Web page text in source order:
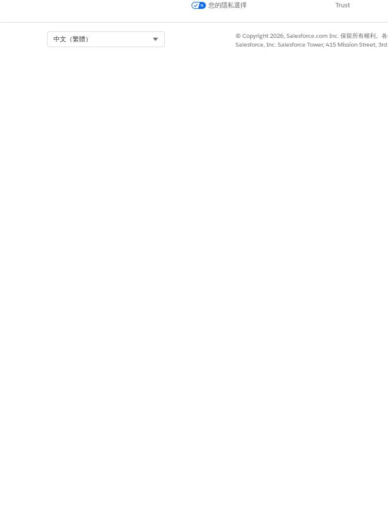
此文章是否解決您的問題？
請讓我們知道，以便我們改進！
您的隱私選擇
Trust
中文（繁體）
© Copyright 2026, Salesforce.com Inc. 保留所有權利。各
Salesforce, Inc. Salesforce Tower, 415 Mission Street,